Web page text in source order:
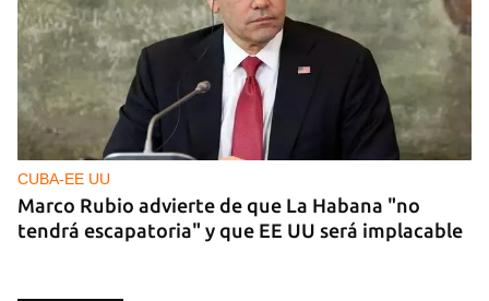
CUBA-EE UU
Marco Rubio advierte de que La Habana "no
tendrá escapatoria" y que EE UU será implacable